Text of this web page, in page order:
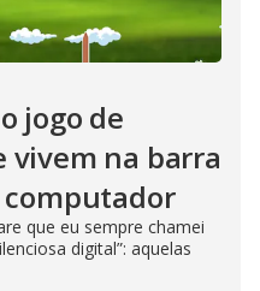
jogo de
vivem na barra
que eu sempre chamei
digital”: aquelas